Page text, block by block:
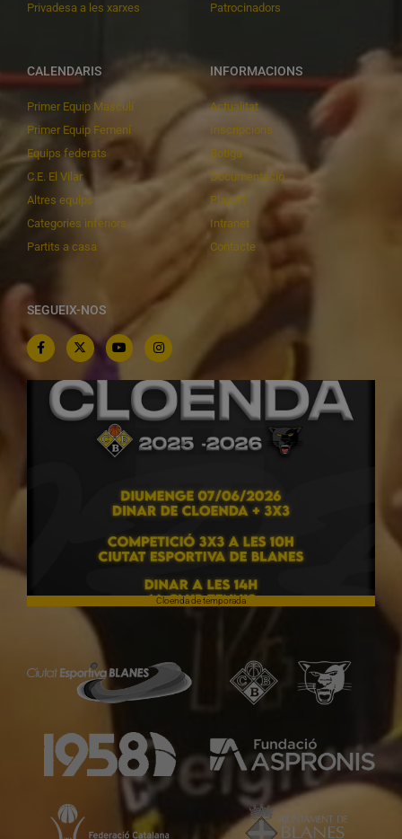
Privadesa a les xarxes
Patrocinadors
CALENDARIS
Primer Equip Masculí
Primer Equip Femení
Equips federats
C.E. El Vilar
Altres equips
Categories inferiors
Partits a casa
INFORMACIONS
Actualitat
Inscripcions
Botiga
Documentació
Playoff
Intranet
Contacte
SEGUEIX-NOS
Cloenda de temporada